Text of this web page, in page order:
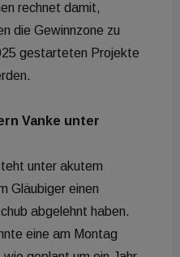
rechnet damit,
die Gewinnzone zu
gestarteten Projekte
Vanke unter
unter akutem
Gläubiger einen
abgelehnt haben.
eine am Montag